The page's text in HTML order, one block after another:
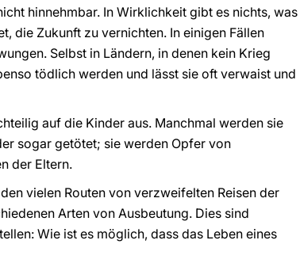
hinnehmbar. In Wirklichkeit gibt es nichts, was
die Zukunft zu vernichten. In einigen Fällen
Selbst in Ländern, in denen kein Krieg
tödlich werden und lässt sie oft verwaist und
auf die Kinder aus. Manchmal werden sie
sogar getötet; sie werden Opfer von
der Eltern.
vielen Routen von verzweifelten Reisen der
Arten von Ausbeutung. Dies sind
Wie ist es möglich, dass das Leben eines